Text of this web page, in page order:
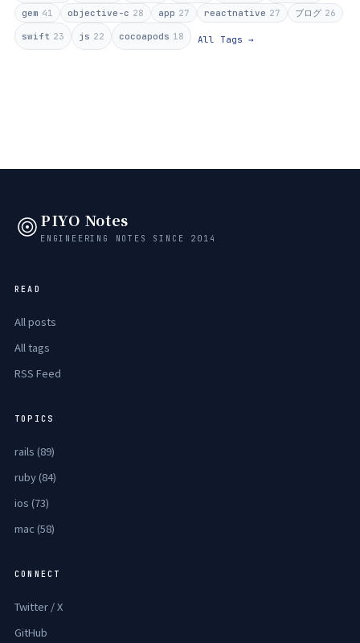
gem 41 objective-c 28 app 27 reactnative 27 ブログ 26
swift 23 js 22 cocoapods 18 All Tags →
PIYO Notes
ENGINEERING NOTES SINCE 2014
READ
All posts
All tags
RSS Feed
TOPICS
rails (89)
ruby (84)
ios (73)
mac (58)
CONNECT
Twitter / X
GitHub